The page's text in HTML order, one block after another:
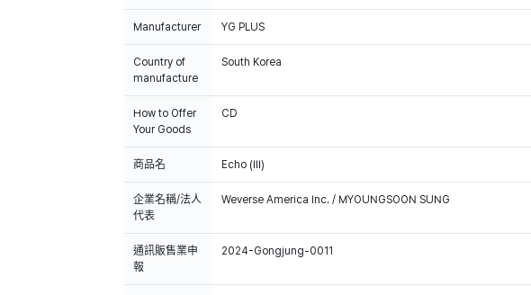
Manufacturer YG PLUS
Country of
manufacture
South Korea
How to Offer
Your Goods
CD
商品名 Echo (III)
企業名稱/法人
代表
Weverse America Inc. / MYOUNGSOON SUNG
通訊販售業申
報
2024-Gongjung-0011